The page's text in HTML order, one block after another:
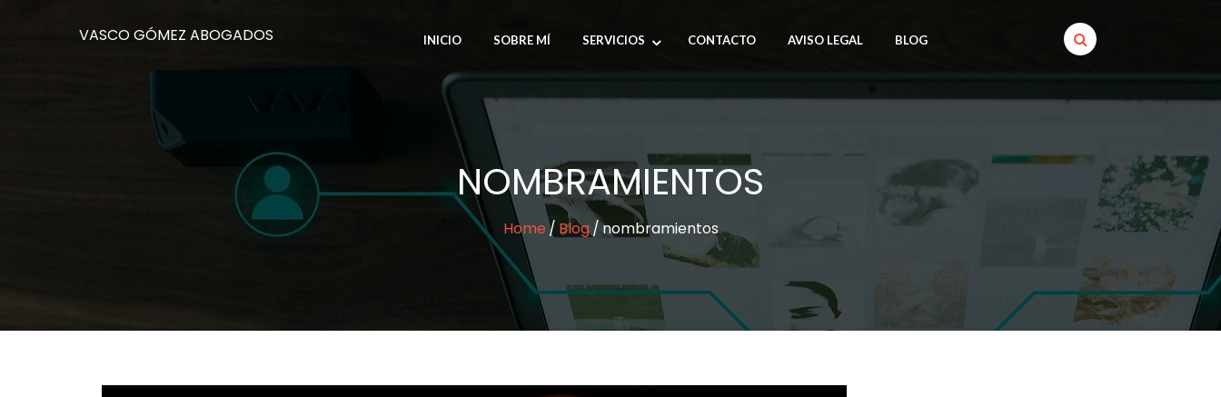
VASCO GÓMEZ ABOGADOS INICIO SOBRE MÍ SERVICIOS CONTACTO AVISO LEGAL BLOG
NOMBRAMIENTOS
Home Blog nombramientos